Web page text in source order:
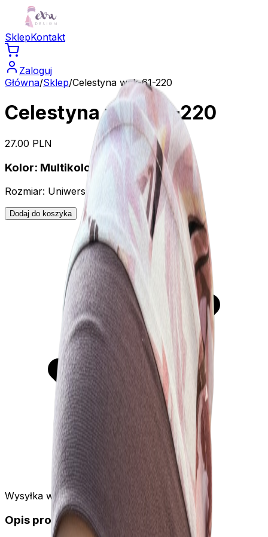
SklepKontakt
Zaloguj
Główna/Sklep/Celestyna wek-61-220
Celestyna wek-61-220
27.00 PLN
Kolor: Multikolor
Rozmiar: Uniwersalny
Dodaj do koszyka
Wysyłka w 24h
Opis produktu